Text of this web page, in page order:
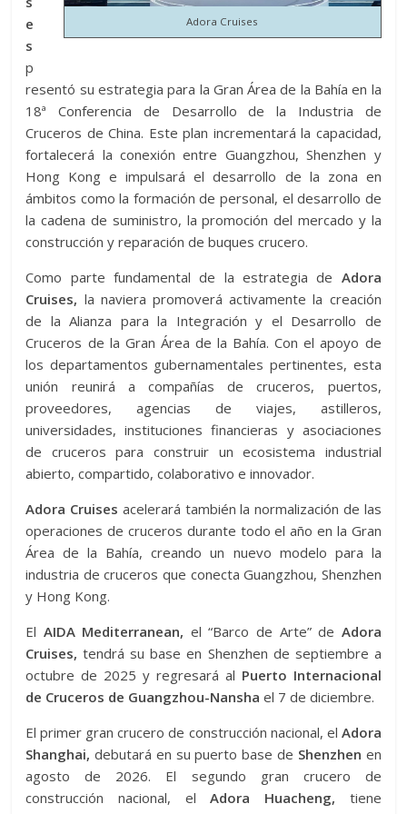
Adora Cruises
e
s
p
resentó su estrategia para la Gran Área de la Bahía en la
18ª Conferencia de Desarrollo de la Industria de
Cruceros de China. Este plan incrementará la capacidad,
fortalecerá la conexión entre Guangzhou, Shenzhen y
Hong Kong e impulsará el desarrollo de la zona en
ámbitos como la formación de personal, el desarrollo de
la cadena de suministro, la promoción del mercado y la
construcción y reparación de buques crucero.
Como parte fundamental de la estrategia de Adora
Cruises, la naviera promoverá activamente la creación
de la Alianza para la Integración y el Desarrollo de
Cruceros de la Gran Área de la Bahía. Con el apoyo de
los departamentos gubernamentales pertinentes, esta
unión reunirá a compañías de cruceros, puertos,
proveedores, agencias de viajes, astilleros,
universidades, instituciones financieras y asociaciones
de cruceros para construir un ecosistema industrial
abierto, compartido, colaborativo e innovador.
Adora Cruises acelerará también la normalización de las
operaciones de cruceros durante todo el año en la Gran
Área de la Bahía, creando un nuevo modelo para la
industria de cruceros que conecta Guangzhou, Shenzhen
y Hong Kong.
El AIDA Mediterranean, el “Barco de Arte” de Adora
Cruises, tendrá su base en Shenzhen de septiembre a
octubre de 2025 y regresará al Puerto Internacional
de Cruceros de Guangzhou-Nansha el 7 de diciembre.
El primer gran crucero de construcción nacional, el Adora
Shanghai, debutará en su puerto base de Shenzhen en
agosto de 2026. El segundo gran crucero de
construcción nacional, el Adora Huacheng, tiene